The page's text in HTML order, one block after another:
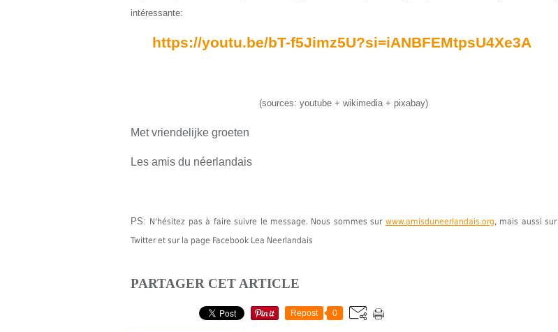
intéressante:
https://youtu.be/bT-f5Jimz5U?si=iANBFEMtpsU4Xe3A
(sources: youtube + wikimedia + pixabay)
Met vriendelijke groeten
Les amis du néerlandais
PS: N'hésitez pas à faire suivre le message. Nous sommes sur www.amisduneerlandais.org, mais aussi sur
Twitter et sur la page Facebook Lea Neerlandais
PARTAGER CET ARTICLE
Repost 0